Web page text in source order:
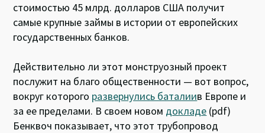
стоимостью 45 млрд. долларов США получит
самые крупные займы в истории от европейских
государственных банков.
Действительно ли этот монструозный проект
послужит на благо общественности — вот вопрос,
вокруг которого развернулись баталиив Европе и
за ее пределами. В своем новом докладе (pdf)
Бенквоч показывает, что этот трубопровод